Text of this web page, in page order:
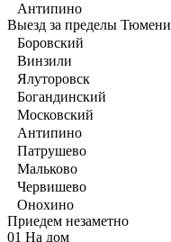
Антипино
Выезд за пределы Тюмени
Боровский
Винзили
Ялуторовск
Богандинский
Московский
Антипино
Патрушево
Мальково
Червишево
Онохино
Приедем незаметно
01 На дом